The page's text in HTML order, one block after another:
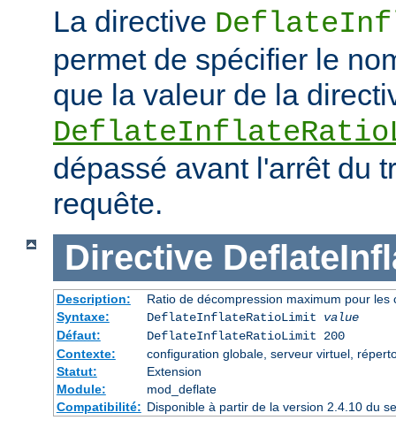
La directive
permet de spécifier le
que la valeur de la
dépassé avant l'arrêt du
requête.
Directive
Description:
Ratio de décompression maximum pour les
Syntaxe:
DeflateInflateRatioLimit value
Défaut:
DeflateInflateRatioLimit 200
Contexte:
configuration globale, serveur virtuel,
Statut:
Extension
Module:
mod_deflate
Compatibilité: Disponible à partir de la version 2.4.10 du